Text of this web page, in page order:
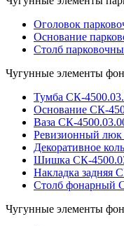
Оголовок
Основание
Столб
Чугунные элементы
Тумба СК-
Основание СК-
Ваза СК-
Ревизионный
Декоративное
Шишка СК-
Накладка задняя
Столб фонарный
Чугунные элементы